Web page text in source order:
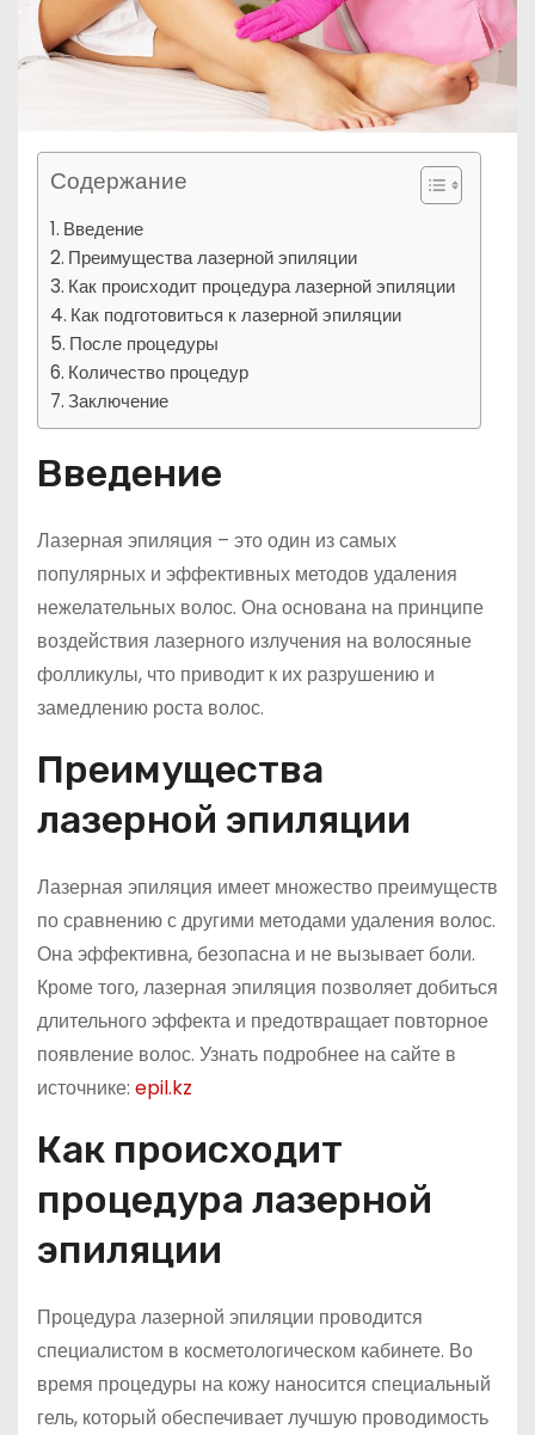
Содержание
Введение
Преимущества лазерной эпиляции
Как происходит процедура лазерной эпиляции
Как подготовиться к лазерной эпиляции
После процедуры
Количество процедур
Заключение
Введение
Лазерная эпиляция – это один из самых
популярных и эффективных методов удаления
нежелательных волос. Она основана на принципе
воздействия лазерного излучения на волосяные
фолликулы, что приводит к их разрушению и
замедлению роста волос.
Преимущества
лазерной эпиляции
Лазерная эпиляция имеет множество преимуществ
по сравнению с другими методами удаления волос.
Она эффективна, безопасна и не вызывает боли.
Кроме того, лазерная эпиляция позволяет добиться
длительного эффекта и предотвращает повторное
появление волос. Узнать подробнее на сайте в
источнике: epil.kz
Как происходит
процедура лазерной
эпиляции
Процедура лазерной эпиляции проводится
специалистом в косметологическом кабинете. Во
время процедуры на кожу наносится специальный
гель, который обеспечивает лучшую проводимость